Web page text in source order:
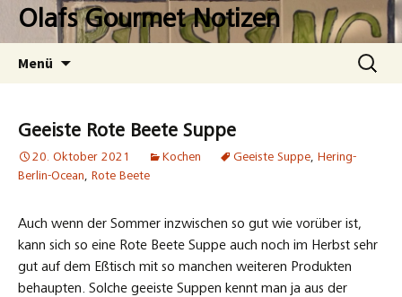
Zum
InhaltOlafs Gourmet Notizen
Menü
Suchen
nach:
Geeiste Rote Beete Suppe
20. Oktober 2021 Kochen Geeiste Suppe, Hering-
Berlin-Ocean, Rote Beete
Auch wenn der Sommer inzwischen so gut wie vorüber ist,
kann sich so eine Rote Beete Suppe auch noch im Herbst sehr
gut auf dem Eßtisch mit so manchen weiteren Produkten
behaupten. Solche geeiste Suppen kennt man ja aus der